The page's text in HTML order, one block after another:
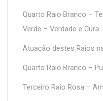
Quarto Raio Branco –
Verde – Verdade e Cura
Atuação destes Raios
Quarto Raio Branco –
Terceiro Raio Rosa –